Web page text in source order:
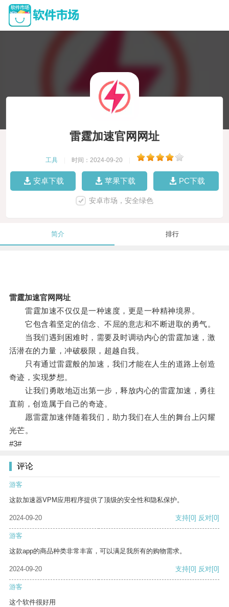
雷霆加速官网网址
工具 时间：2024-09-20
安卓下载 苹果下载 PC下载
安卓市场，安全绿色
简介 排行
雷霆加速官网网址
雷霆加速不仅仅是一种速度，更是一种精神境界。
它包含着坚定的信念、不屈的意志和不断进取的勇气。
当我们遇到困难时，需要及时调动内心的雷霆加速，激
活潜在的力量，冲破极限，超越自我。
只有通过雷霆般的加速，我们才能在人生的道路上创造
奇迹，实现梦想。
让我们勇敢地迈出第一步，释放内心的雷霆加速，勇往
直前，创造属于自己的奇迹。
愿雷霆加速伴随着我们，助力我们在人生的舞台上闪耀
光芒。
#3#
评论
游客
这款加速器VPM应用程序提供了顶级的安全性和隐私保护。
2024-09-20 支持[0] 反对[0]
游客
这款app的商品种类非常丰富，可以满足我所有的购物需求。
2024-09-20 支持[0] 反对[0]
游客
这个软件很好用